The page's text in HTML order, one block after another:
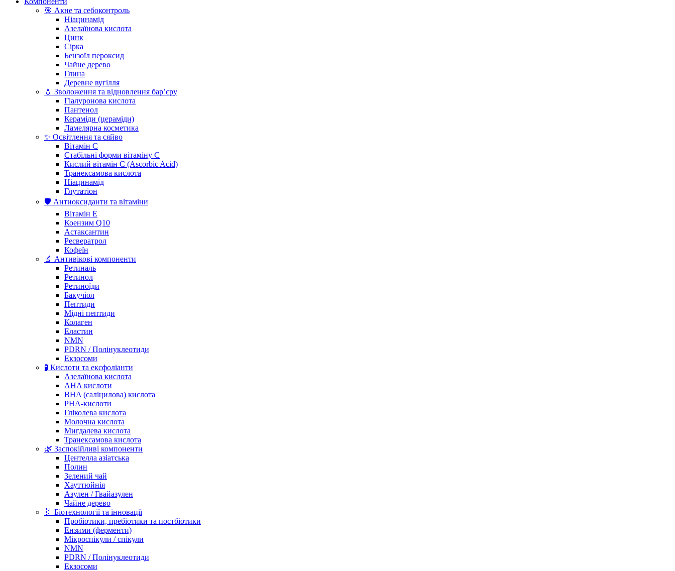
🎯 Акне та себоконтроль
Ніацинамід
Азелаїнова кислота
Цинк
Сірка
Бензоїл пероксид
Чайне дерево
Глина
Деревне вугілля
💧 Зволоження та відновлення бар’єру
Гіалуронова кислота
Пантенол
Кераміди (цераміди)
Ламелярна косметика
✨ Освітлення та сяйво
Вітамін С
Стабільні форми вітаміну С
Кислий вітамін С (Ascorbic Acid)
Транексамова кислота
Ніацинамід
Глутатіон
🛡️ Антиоксиданти та вітаміни
Вітамін Е
Коензим Q10
Астаксантин
Ресвератрол
Кофеїн
🔬 Антивікові компоненти
Ретиналь
Ретинол
Ретиноїди
Бакучіол
Пептиди
Мідні пептиди
Колаген
Еластин
NMN
PDRN / Полінуклеотиди
Екзосоми
🧪 Кислоти та ексфоліанти
Азелаїнова кислота
AHA кислоти
BHA (саліцилова) кислота
PHA-кислоти
Гліколева кислота
Молочна кислота
Мигдалева кислота
Транексамова кислота
🌿 Заспокійливі компоненти
Центелла азіатська
Полин
Зелений чай
Хауттюйнія
Азулен / Гвайазулен
Чайне дерево
🧬 Біотехнології та інновації
Пробіотики, пребіотики та постбіотики
Ензими (ферменти)
Мікроспікули / спікули
NMN
PDRN / Полінуклеотиди
Екзосоми